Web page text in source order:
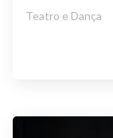
Teatro e Dança